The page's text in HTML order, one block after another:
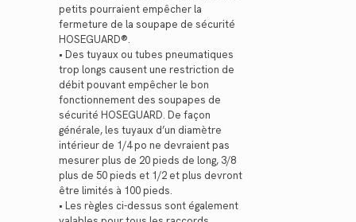
petits pourraient empêcher la
fermeture de la soupape de sécurité
HOSEGUARD®.
• Des tuyaux ou tubes pneumatiques
trop longs causent une restriction de
débit pouvant empêcher le bon
fonctionnement des soupapes de
sécurité HOSEGUARD. De façon
générale, les tuyaux d’un diamètre
intérieur de 1/4 po ne devraient pas
mesurer plus de 20 pieds de long, 3/8
plus de 50 pieds et 1/2 et plus devront
être limités à 100 pieds.
• Les règles ci-dessus sont également